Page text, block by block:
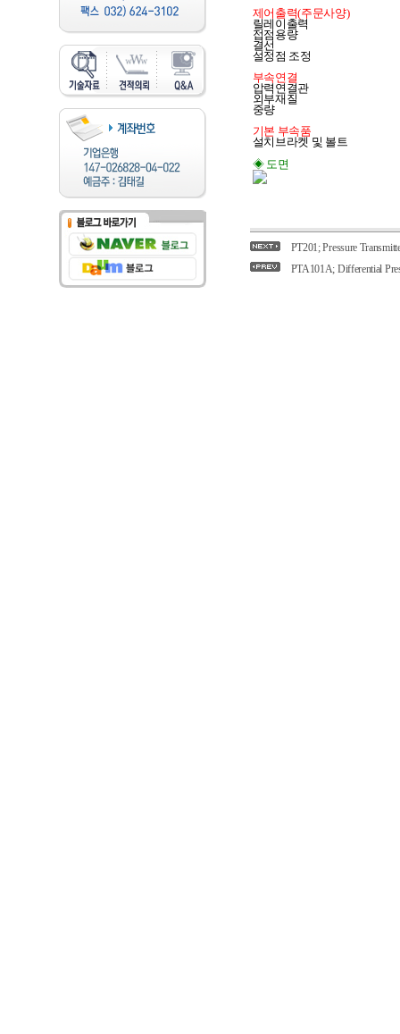
제어출력(주문사양)
릴레이출력
접점용량
결선
설정점 조정
부속연결
압력연결관
외부재질
중량
기본 부속품
설치브라켓 및 볼트
◈ 도면
PT201; Pressure
PTA101A; Differential